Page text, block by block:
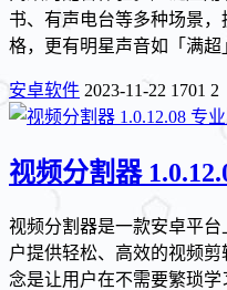
书、有声电台等多种场景，
格，更有明星声音如「满超
安卓软件 2023-11-22 1701 2
视频分割器
视频分割器是一款安卓平
户提供轻松、高效的视频
念是让用户在不需要繁琐